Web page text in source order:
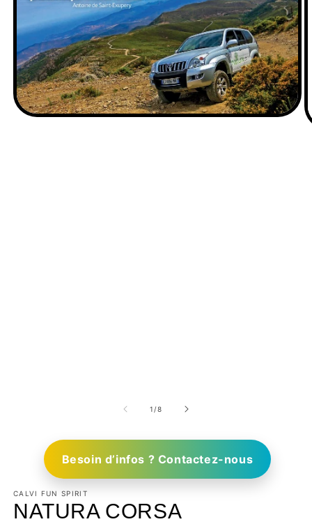
1 /8
Besoin d’infos ? Contactez-nous
CALVI FUN SPIRIT
NATURA CORSA